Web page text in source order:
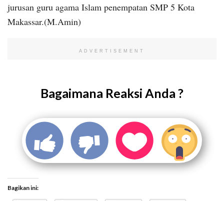
jurusan guru agama Islam penempatan SMP 5 Kota
Makassar.(M.Amin)
ADVERTISEMENT
Bagaimana Reaksi Anda ?
Bagikan ini: